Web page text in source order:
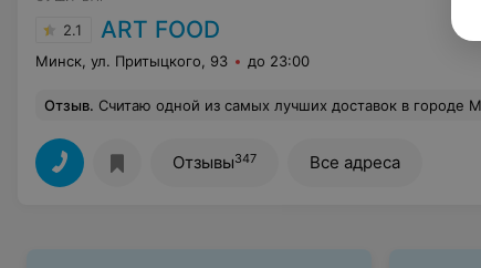
2.1 ART FOOD
Минск, ул. Притыцкого, 93 до 23:00
Отзыв. Считаю одной из самых лучших доставок в городе Минске. Делали заказы на суши и на пиццы, всё приезжало вовремя. Часто
Отзывы347 Все адреса